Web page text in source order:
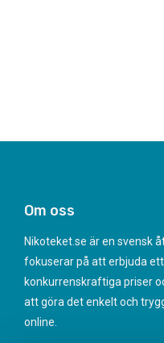
Om oss
Nikoteket.se är en svensk
fokuserar på att erbjuda
konkurrenskraftiga priser
att göra det enkelt och
online.